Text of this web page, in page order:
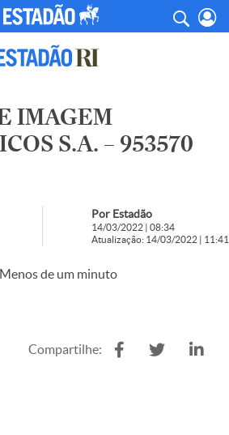
IMAGEM
S.A. – 953570
Por Estadão
14/03/2022 | 08:34
Atualização: 14/03/2022 | 11:41
Menos de um minuto
Compartilhe: